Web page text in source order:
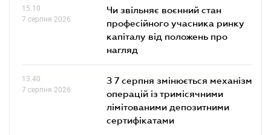
15.10
7 серпня 2026
Чи звільняє воєнний стан
професійного учасника ринку
капіталу від положень про
нагляд
13.40
7 серпня 2026
З 7 серпня змінюється механізм
операцій із тримісячними
лімітованими депозитними
сертифікатами